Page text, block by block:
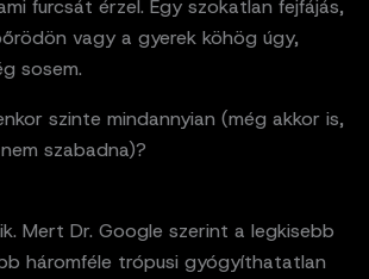
furcsát érzel. Egy szokatlan fejfájás,
vagy a gyerek köhög úgy,
sosem.
szinte mindannyian (még akkor is,
szabadna)?
Mert Dr. Google szerint a legkisebb
háromféle trópusi gyógyíthatatlan